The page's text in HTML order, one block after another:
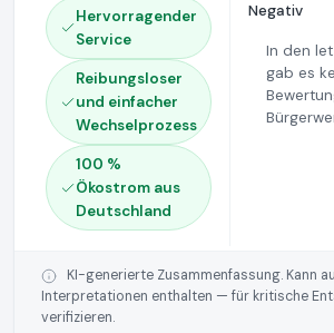
Hervorragender
Service
Reibungsloser
und einfacher
Wechselprozess
100 %
Ökostrom aus
Deutschland
Negativ
In den
gab es
KI-generierte Zusammenfassung. Kann
Interpretationen enthalten — für kritische
verifizieren.